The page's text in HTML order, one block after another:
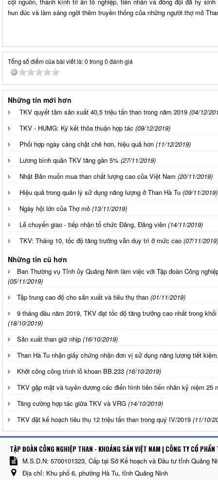
hun đúc và làm sáng ngời thêm truyền thống của những người thợ mỏ
Tổng số điểm của bài viết là: 0 trong 0 đánh giá
Những tin mới hơn
TKV quyết tâm sản xuất 40,5 triệu tấn than trong năm 2019 (04/12/
TKV - HUMG: Ký kết thỏa thuận hợp tác (09/12/2019)
Phối hợp ngày càng chặt chẽ hơn, hiệu quả hơn (11/12/2019)
Lương bình quân TKV tăng gần 5% (27/11/2019)
Nhật Bản muốn mua than chất lượng cao của Việt Nam (20/11/2019)
Hiệu quả trong quản lý sử dụng năng lượng ở Than Hà Tu (09/11/2019)
Ngày hội lớn của Thợ mỏ (13/11/2019)
Lễ chuyển giao - tiếp nhận tổ chức Đảng, Đảng viên (14/11/2019)
TKV: Tháng 10, tốc độ tăng trưởng vẫn duy trì ở mức cao (07/11/2019)
Những tin cũ hơn
Ban Thường vụ Tỉnh ủy Quảng Ninh làm việc với Tập đoàn Công
(05/11/2019)
Tập trung cao độ cho sản xuất và tiêu thụ than (01/11/2019)
9 tháng đầu năm 2019, TKV đạt tốc độ tăng trưởng cao nhất trong
(18/10/2019)
Sản xuất than giữ nhịp (16/10/2019)
Than Hà Tu nhận giấy chứng nhận đơn vị sử dụng năng lượng tiết
Khởi công công trình lỗ khoan BB.233 (16/10/2019)
TKV gặp mặt và tuyên dương các điển hình tiên tiến nhân kỷ niệm 25
Tăng cường hợp tác giữa TKV và VRG (14/10/2019)
TKV đặt kế hoạch tiêu thụ 12 triệu tấn than trong quý IV/2019 (11/10/
TẬP ĐOÀN CÔNG NGHIỆP THAN - KHOÁNG SẢN VIỆT NAM | CÔNG TY CỔ
M.S.D.N: 5700101323, Cấp tại Sở Kế hoạch và Đầu tư tỉnh Quảng
Địa chỉ: Khu phố 6, phường Hà Tu, tỉnh Quảng Ninh